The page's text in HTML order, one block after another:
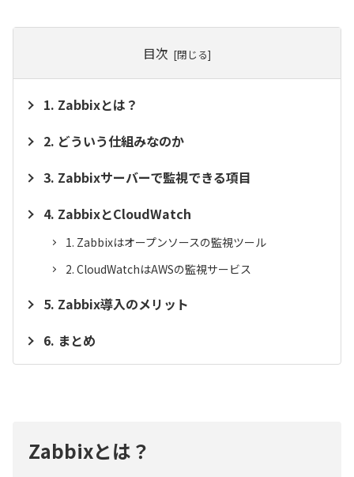
目次
Zabbixとは？
どういう仕組みなのか
Zabbixサーバーで監視できる項目
ZabbixとCloudWatch
Zabbixはオープンソースの監視ツール
CloudWatchはAWSの監視サービス
Zabbix導入のメリット
まとめ
Zabbixとは？